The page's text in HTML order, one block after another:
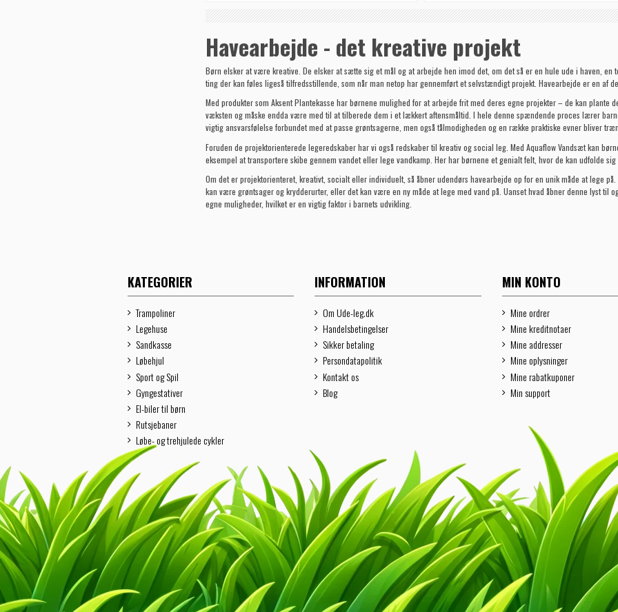
Havearbejde - det kreative projekt
Børn elsker at være kreative. De elsker at sætte sig et mål og at arbejde hen imod det, om det så er en hule ude i haven,
ting der kan føles ligeså tilfredsstillende, som når man netop har gennemført et selvstændigt projekt. Havearbejde er en af
Med produkter som Aksent Plantekasse har børnene mulighed for at arbejde frit med deres egne projekter – de kan plante
væksten og måske endda være med til at tilberede dem i et lækkert aftensmåltid. I hele denne spændende proces lærer
vigtig ansvarsfølelse forbundet med at passe grøntsagerne, men også tålmodigheden og en række praktiske evner bliver
Foruden de projektorienterede legeredskaber har vi også redskaber til kreativ og social leg. Med Aquaflow Vandsætkan
eksempel at transportere skibe gennem vandet eller lege vandkamp. Her har børnene et genialt felt, hvor de kan udfolde sig
Om det er projektorienteret, kreativt, socialt eller individuelt, så åbner udendørs havearbejde op for en unik måde at lege
kan være grøntsager og krydderurter, eller det kan være en ny måde at lege med vand på. Uanset hvad åbner denne lyst til
egne muligheder, hvilket er en vigtig faktor i barnets udvikling.
KATEGORIER
Trampoliner
Legehuse
Sandkasse
Løbehjul
Sport og Spil
Gyngestativer
El-biler til børn
Rutsjebaner
Løbe- og trehjulede cykler
INFORMATION
Om Ude-leg.dk
Handelsbetingelser
Sikker betaling
Persondatapolitik
Kontakt os
Blog
MIN KONTO
Mine ordrer
Mine kreditnotaer
Mine addresser
Mine oplysninger
Mine rabatkuponer
Min support